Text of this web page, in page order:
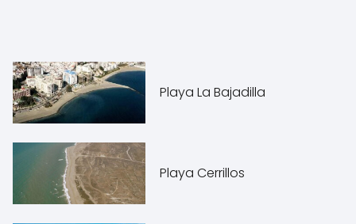
Playa La Bajadilla
Playa Cerrillos